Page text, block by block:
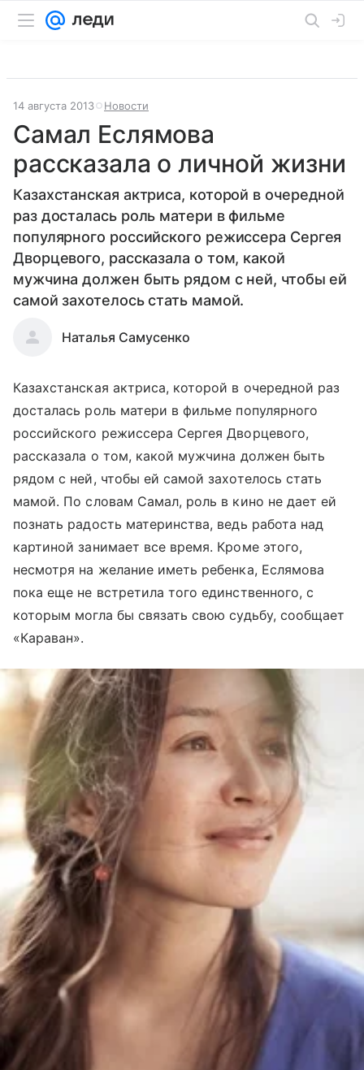
14 августа 2013 Новости
Самал Еслямова
рассказала о личной жизни
Казахстанская актриса, которой в очередной
раз досталась роль матери в фильме
популярного российского режиссера Сергея
Дворцевого, рассказала о том, какой
мужчина должен быть рядом с ней, чтобы ей
самой захотелось стать мамой.
Наталья Самусенко
Казахстанская актриса, которой в очередной раз
досталась роль матери в фильме популярного
российского режиссера Сергея Дворцевого,
рассказала о том, какой мужчина должен быть
рядом с ней, чтобы ей самой захотелось стать
мамой. По словам Самал, роль в кино не дает ей
познать радость материнства, ведь работа над
картиной занимает все время. Кроме этого,
несмотря на желание иметь ребенка, Еслямова
пока еще не встретила того единственного, с
которым могла бы связать свою судьбу, сообщает
«Караван».